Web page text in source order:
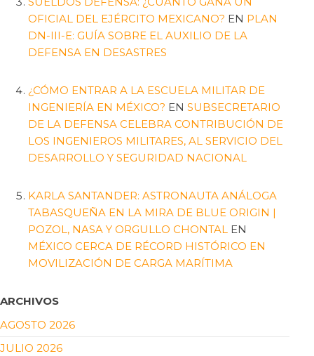
OFICIAL DEL EJÉRCITO MEXICANO? EN PLAN
DN-III-E: GUÍA SOBRE EL AUXILIO DE LA
DEFENSA EN DESASTRES
¿CÓMO ENTRAR A LA ESCUELA MILITAR DE
INGENIERÍA EN MÉXICO? EN SUBSECRETARIO
DE LA DEFENSA CELEBRA CONTRIBUCIÓN DE
LOS INGENIEROS MILITARES, AL SERVICIO DEL
DESARROLLO Y SEGURIDAD NACIONAL
KARLA SANTANDER: ASTRONAUTA ANÁLOGA
TABASQUEÑA EN LA MIRA DE BLUE ORIGIN |
POZOL, NASA Y ORGULLO CHONTAL EN
MÉXICO CERCA DE RÉCORD HISTÓRICO EN
MOVILIZACIÓN DE CARGA MARÍTIMA
ARCHIVOS
AGOSTO 2026
JULIO 2026